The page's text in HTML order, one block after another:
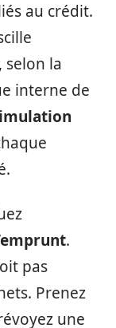
au crédit.
selon la
interne de
.
pas
Prenez
une